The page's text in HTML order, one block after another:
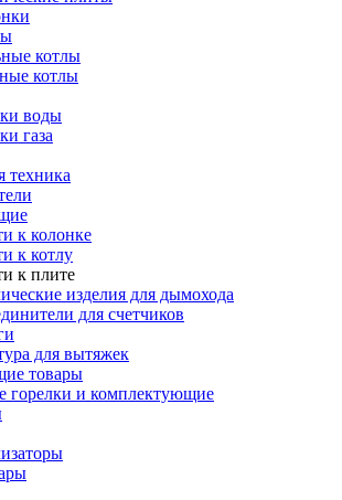
котлы
котлы
воды
газа
техника
к колонке
к котлу
к плите
изделия для дымохода
для счетчиков
для вытяжек
товары
горелки и комплектующие